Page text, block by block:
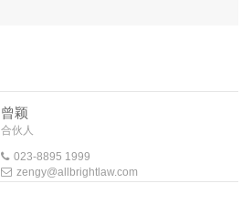
曾颖
合伙人
023-8895 1999
zengy@allbrightlaw.com